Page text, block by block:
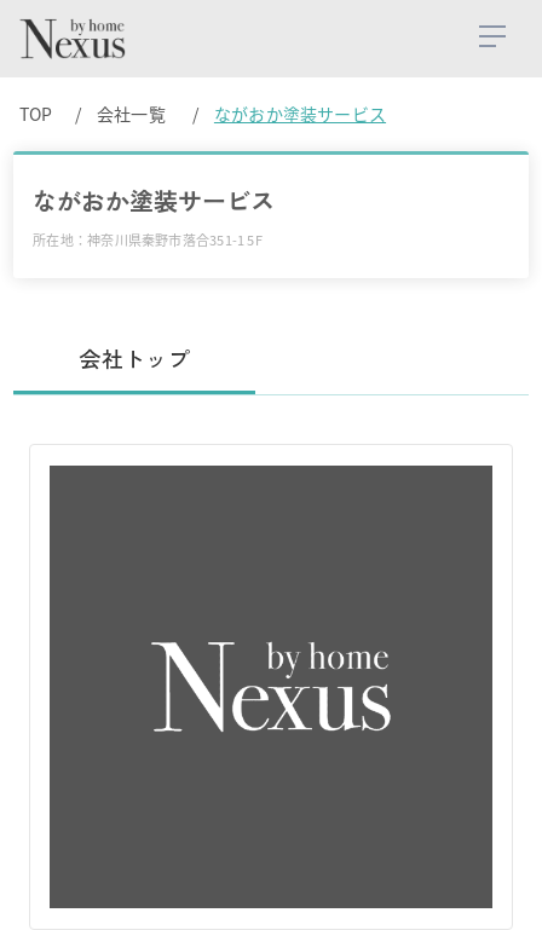
TOP 会社一覧 ながおか塗装サービス
ながおか塗装サービス
所在地：神奈川県秦野市落合351-1 5F
会社トップ